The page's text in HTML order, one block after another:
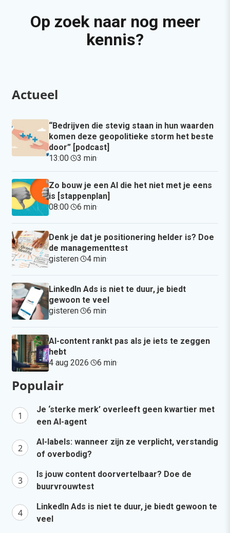
Op zoek naar nog meer
kennis?
Actueel
“Bedrijven die stevig staan in hun waarden
komen deze geopolitieke storm het beste
door” [podcast]
13:00· 3 min·
Zo bouw je een AI die het niet met je eens
is [stappenplan]
08:00· 6 min·
Denk je dat je positionering helder is? Doe
de managementtest
gisteren· 4 min·
LinkedIn Ads is niet te duur, je biedt
gewoon te veel
gisteren· 6 min·
AI-content rankt pas als je iets te zeggen
hebt
4 aug 2026· 6 min·
Populair
Je ‘sterke merk’ overleeft geen kwartier met
een AI-agent
AI-labels: wanneer zijn ze verplicht, verstandig
of overbodig?
Is jouw content doorvertelbaar? Doe de
buurvrouwtest
LinkedIn Ads is niet te duur, je biedt gewoon te
veel